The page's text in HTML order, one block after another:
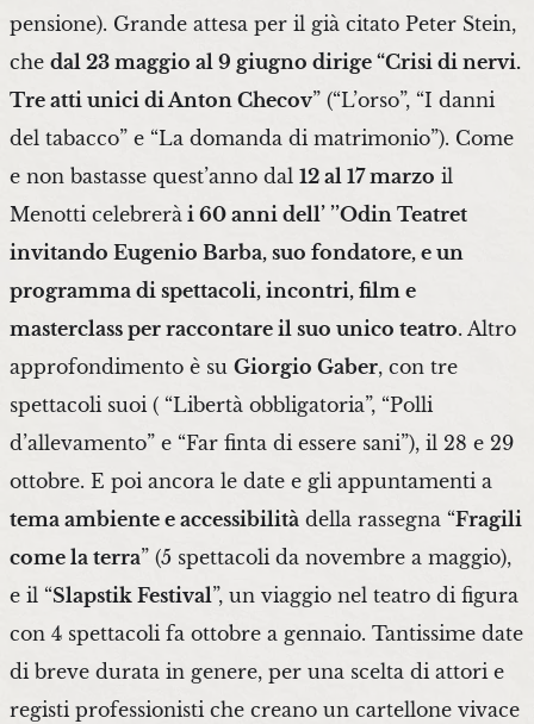
pensione). Grande attesa per il già citato Peter Stein,
che dal 23 maggio al 9 giugno dirige “Crisi di nervi.
Tre atti unici di Anton Checov” (“L’orso”, “I danni
del tabacco” e “La domanda di matrimonio”). Come
e non bastasse quest’anno dal 12 al 17 marzo il
Menotti celebrerà i 60 anni dell’ ’’Odin Teatret
invitando Eugenio Barba, suo fondatore, e un
programma di spettacoli, incontri, film e
masterclass per raccontare il suo unico teatro. Altro
approfondimento è su Giorgio Gaber, con tre
spettacoli suoi ( “Libertà obbligatoria”, “Polli
d’allevamento” e “Far finta di essere sani”), il 28 e 29
ottobre. E poi ancora le date e gli appuntamenti a
tema ambiente e accessibilità della rassegna “Fragili
come la terra” (5 spettacoli da novembre a maggio),
e il “Slapstik Festival”, un viaggio nel teatro di figura
con 4 spettacoli fa ottobre a gennaio. Tantissime date
di breve durata in genere, per una scelta di attori e
registi professionisti che creano un cartellone vivace